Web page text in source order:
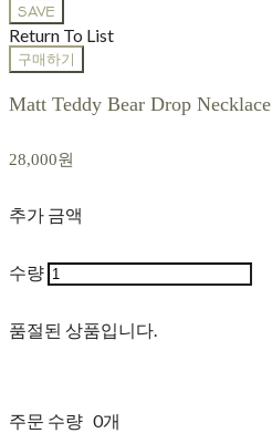
SAVE
Return To List
구매하기
Matt Teddy Bear Drop Necklace
28,000원
추가 금액
수량
품절된 상품입니다.
주문 수량 0개